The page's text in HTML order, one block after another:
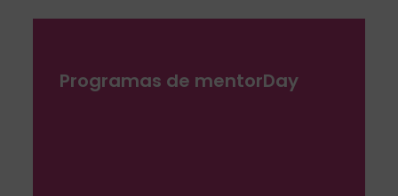
Programas de mentorDay